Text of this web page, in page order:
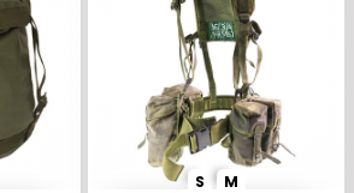
S M